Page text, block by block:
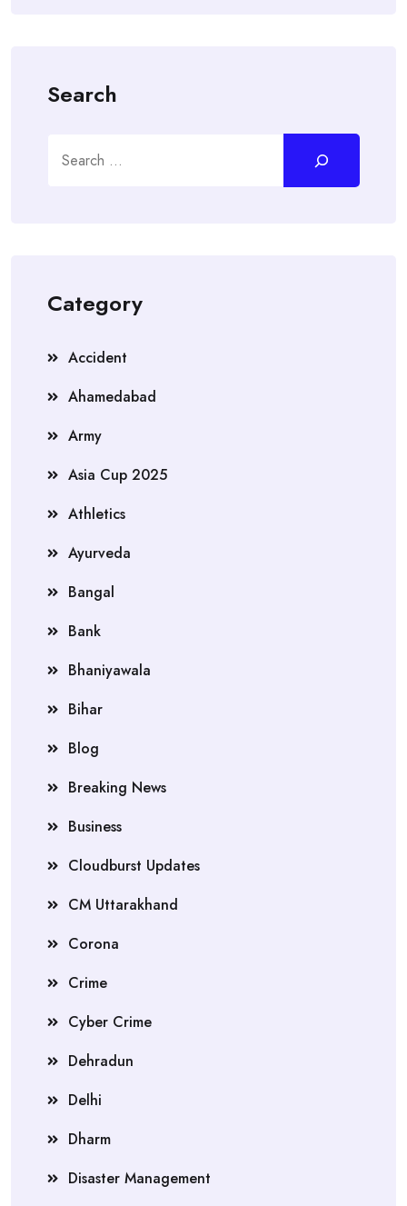
Search
Category
Accident
Ahamedabad
Army
Asia Cup 2025
Athletics
Ayurveda
Bangal
Bank
Bhaniyawala
Bihar
Blog
Breaking News
Business
Cloudburst Updates
CM Uttarakhand
Corona
Crime
Cyber Crime
Dehradun
Delhi
Dharm
Disaster Management